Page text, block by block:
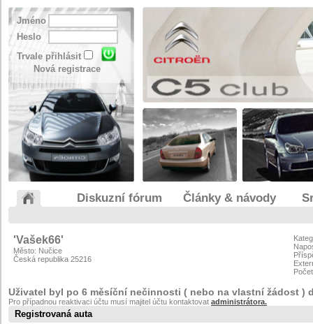
Jméno
Heslo
Trvale přihlásit
Nová registrace
Diskuzní fórum Články & návody
'Vašek66'
Město: Nučice
Česká republika 25216
Uživatel byl po 6 měsíční nečinnosti ( nebo na vlastní žádost )
Pro případnou reaktivaci účtu musí majitel účtu kontaktovat administrátora.
Registrovaná auta